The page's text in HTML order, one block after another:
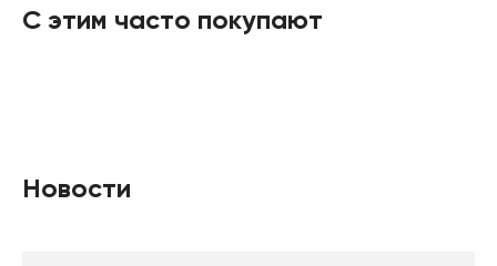
С этим часто покупают
Новости